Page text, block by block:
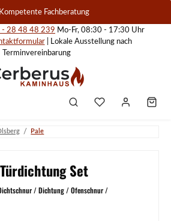
Kompetente Fachberatung
- 28 48 48 239 Mo-Fr, 08:30 - 17:30 Uhr
| Lokale Ausstellung nach
Terminvereinbarung
/ Pale
Set
/ Dichtung / Ofenschnur /